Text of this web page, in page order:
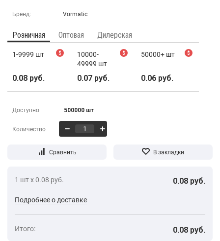
Бренд: Vormatic
Розничная Оптовая Дилерская
1-9999 шт $
0.08 руб.
10000-
49999 шт
$
0.07 руб.
50000+ шт $
0.06 руб.
Доступно 500000 шт
Количество
1 шт х 0.08 руб. 0.08 руб.
Подробнее о доставке
Итого: 0.08 руб.